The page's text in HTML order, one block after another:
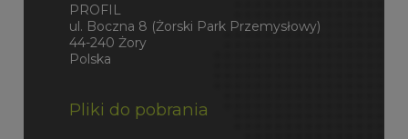
PROFIL
ul. Boczna 8 (Żorski Park Przemysłowy)
44-240 Żory
Polska
Pliki do pobrania